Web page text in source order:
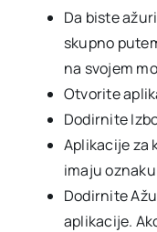
Da biste
skupno
na svojem
Otvorite
Dodirnite
Aplikacije za
imaju oznaku
Dodirnite
aplikacije.